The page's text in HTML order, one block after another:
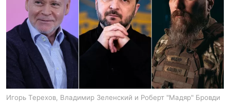
gambling
ua ru en
Игорь Терехов, Владимир Зеленский и Роберт "Мадяр" Бровди